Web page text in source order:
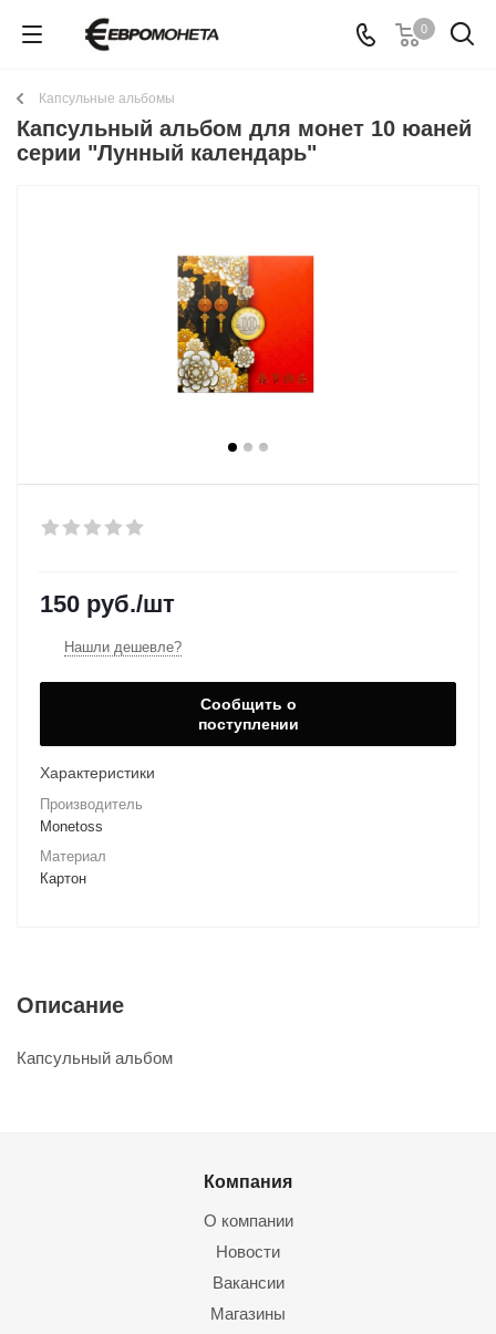
0
Капсульные альбомы
Капсульный альбом для монет 10 юаней
серии "Лунный календарь"
150 руб./шт
Нашли дешевле?
Сообщить о
поступлении
Характеристики
Производитель
Monetoss
Материал
Картон
Описание
Капсульный альбом
Компания
О компании
Новости
Вакансии
Магазины